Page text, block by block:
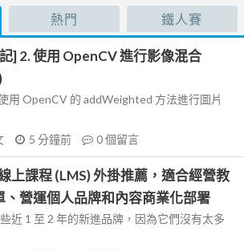
熱門 鐵人賽
] 2. 使用 OpenCV 進行影像混合
用 OpenCV 的 addWeighted 方法進行圖片
5 分鐘前 0個留言
上課程 (LMS) 外掛推薦，適合經營教
、營運個人品牌和內容商業化部署
近 1 至 2 年的新進品牌，因為它們沒有太多